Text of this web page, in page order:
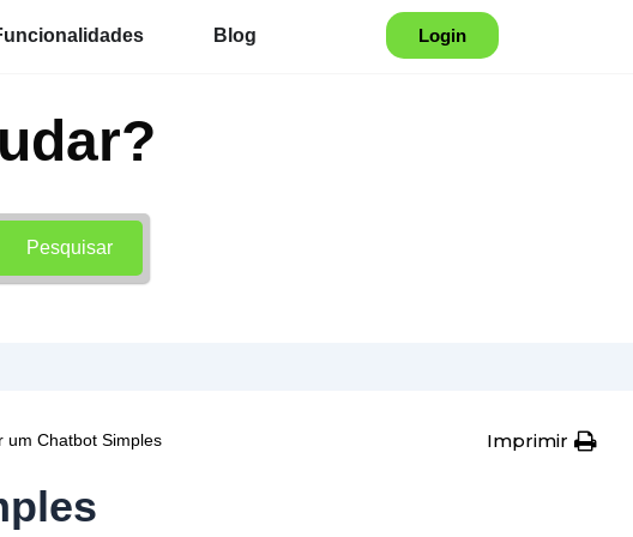
Blog Login
Pesquisar
um Chatbot Simples Imprimir